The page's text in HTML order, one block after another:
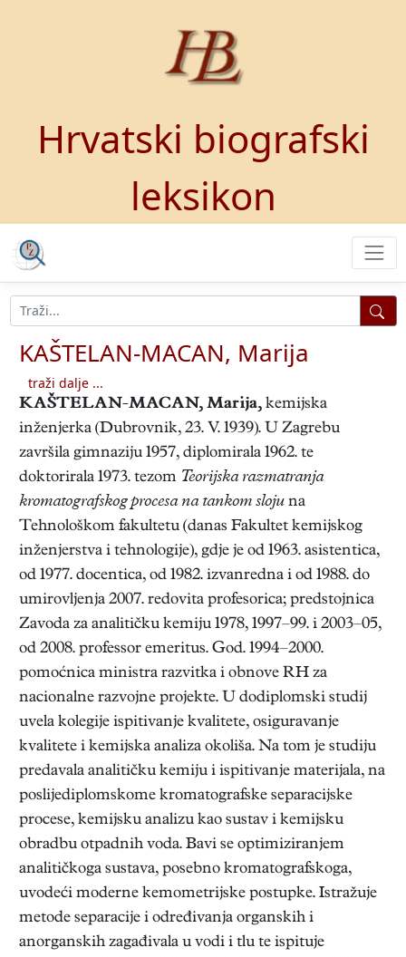
Hrvatski biografski
leksikon
KAŠTELAN-MACAN, Marija
traži dalje ...
KAŠTELAN-MACAN, Marija, kemijska
inženjerka (Dubrovnik, 23. V. 1939). U Zagrebu
završila gimnaziju 1957, diplomirala 1962. te
doktorirala 1973. tezom Teorijska razmatranja
kromatografskog procesa na tankom sloju na
Tehnološkom fakultetu (danas Fakultet kemijskog
inženjerstva i tehnologije), gdje je od 1963. asistentica,
od 1977. docentica, od 1982. izvanredna i od 1988. do
umirovljenja 2007. redovita profesorica; predstojnica
Zavoda za analitičku kemiju 1978, 1997–99. i 2003–05,
od 2008. professor emeritus. God. 1994–2000.
pomoćnica ministra razvitka i obnove RH za
nacionalne razvojne projekte. U dodiplomski studij
uvela kolegije ispitivanje kvalitete, osiguravanje
kvalitete i kemijska analiza okoliša. Na tom je studiju
predavala analitičku kemiju i ispitivanje materijala, na
poslijediplomskome kromatografske separacijske
procese, kemijsku analizu kao sustav i kemijsku
obradbu otpadnih voda. Bavi se optimiziranjem
analitičkoga sustava, posebno kromatografskoga,
uvodeći moderne kemometrijske postupke. Istražuje
metode separacije i određivanja organskih i
anorganskih zagađivala u vodi i tlu te ispituje